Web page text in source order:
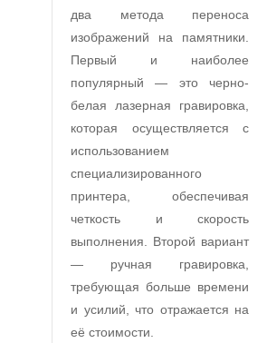
два метода переноса
изображений на памятники.
Первый и наиболее
популярный — это черно-
белая лазерная гравировка,
которая осуществляется с
использованием
специализированного
принтера, обеспечивая
четкость и скорость
выполнения. Второй вариант
— ручная гравировка,
требующая больше времени
и усилий, что отражается на
её стоимости.